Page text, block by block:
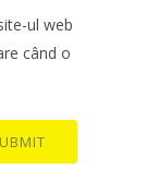
ul web
când o